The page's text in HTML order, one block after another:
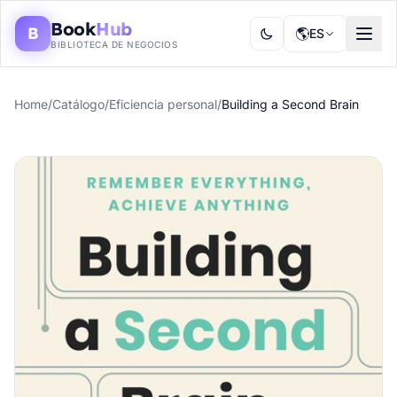
B BookHub
BIBLIOTECA DE NEGOCIOS
🌎ES
Home/Catálogo/Eficiencia personal/Building a Second Brain